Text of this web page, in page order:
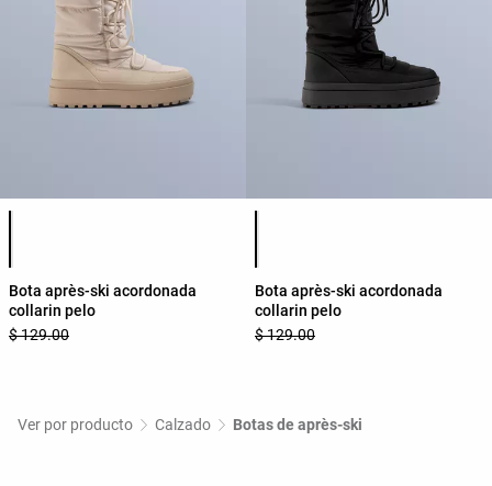
Lista de colores del producto
Bota après-ski acordonada
collarin pelo
$ 129.00
Lista de colores del producto
Bota après-ski acordonada
collarin pelo
$ 129.00
Ver por producto Calzado Botas de après-ski